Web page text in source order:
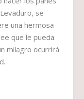
se
una hermosa
que le pueda
milagro ocurrirá